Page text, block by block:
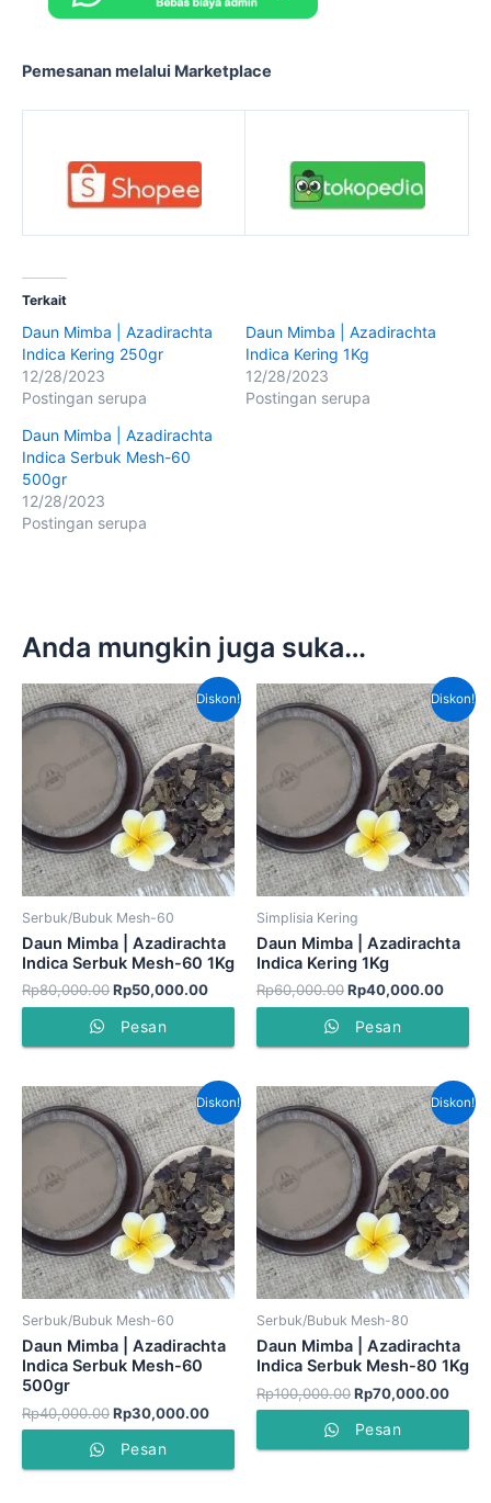
Pemesanan melalui Marketplace
Terkait
Daun Mimba | Azadirachta
Indica Kering 250gr
12/28/2023
Postingan serupa
Daun Mimba | Azadirachta
Indica Kering 1Kg
12/28/2023
Postingan serupa
Daun Mimba | Azadirachta
Indica Serbuk Mesh-60
500gr
12/28/2023
Postingan serupa
Anda mungkin juga suka…
Diskon!
Serbuk/Bubuk Mesh-60
Daun Mimba | Azadirachta
Indica Serbuk Mesh-60 1Kg
Rp80,000.00
Harga
aslinya
adalah:
Rp80,000.00.
Rp50,000.00
Harga
saat
ini
adalah:
Rp50,000.00.
Pesan
Diskon!
Simplisia Kering
Daun Mimba | Azadirachta
Indica Kering 1Kg
Rp60,000.00
Harga
aslinya
adalah:
Rp60,000.00.
Rp40,000.00
Harga
saat
ini
Pesan
Diskon!
Serbuk/Bubuk Mesh-60
Daun Mimba | Azadirachta
Indica Serbuk Mesh-60
500gr
Rp40,000.00
Harga
aslinya
adalah:
Rp40,000.00.
Rp30,000.00
Harga
saat
ini
adalah:
Rp30,000.00.
Pesan
Diskon!
Serbuk/Bubuk Mesh-80
Daun Mimba | Azadirachta
Indica Serbuk Mesh-80 1Kg
Rp100,000.00
Harga
aslinya
adalah:
Rp100,000.00.
Rp70,000.00
Harga
saat
ini
Pesan